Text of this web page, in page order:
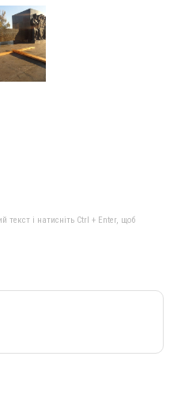
текст і натисніть Ctrl + Enter, щоб